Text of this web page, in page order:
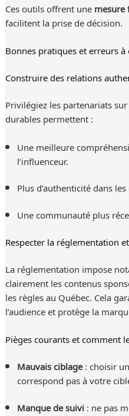
Ces outils offrent unemesure
facilitent la prise de décision.
Bonnes pratiques et erreurs
Construire des relations
Privilégiez les partenariats
durables permettent :
Une meilleure
l’influenceur.
Plus d’authenticité dans
Une communauté plus
Respecter la réglementation
La réglementation impose
clairement les contenus
les règles au Québec. Cela
l’audience et protège la
Pièges courants et comment
Mauvais ciblage: choisir
correspond pas à votre
Manque de suivi: ne pas